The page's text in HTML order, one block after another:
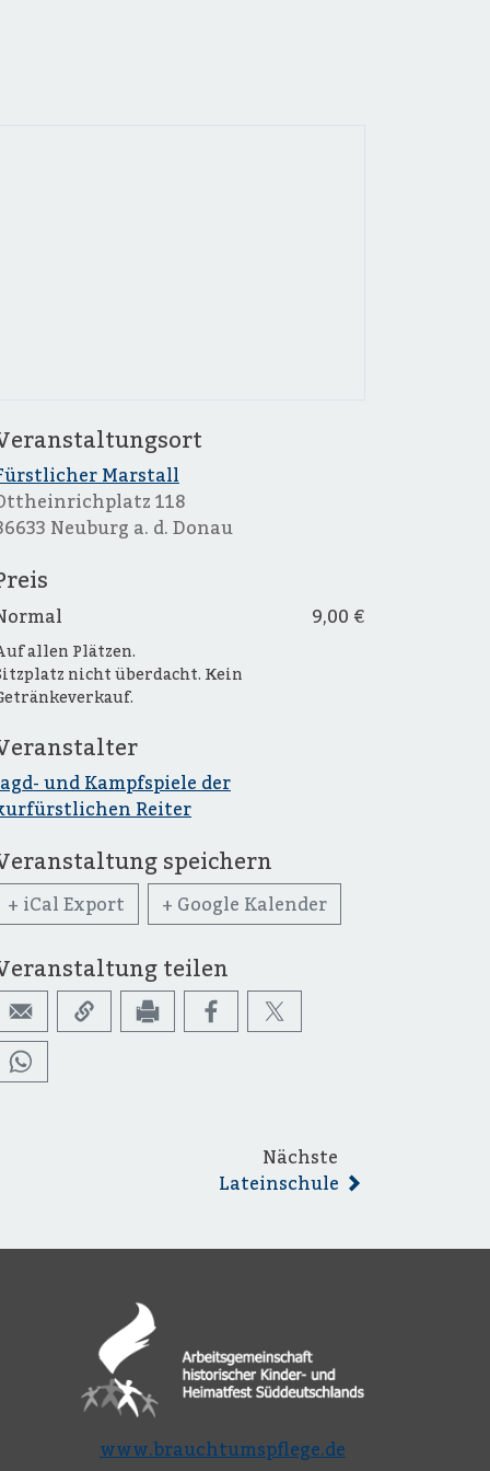
Marstall
118
Neuburg a. d. Donau
9,00 €
allen Plätzen.
nicht überdacht. Kein
und Kampfspiele der
Reiter
speichern
+ iCal Export + Google Kalender
teilen
Nächste
Lateinschule
www.brauchtumspflege.de